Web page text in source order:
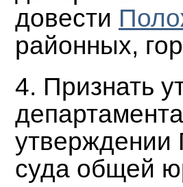
довести
районных,
4. Признать
утверждении
суда общей